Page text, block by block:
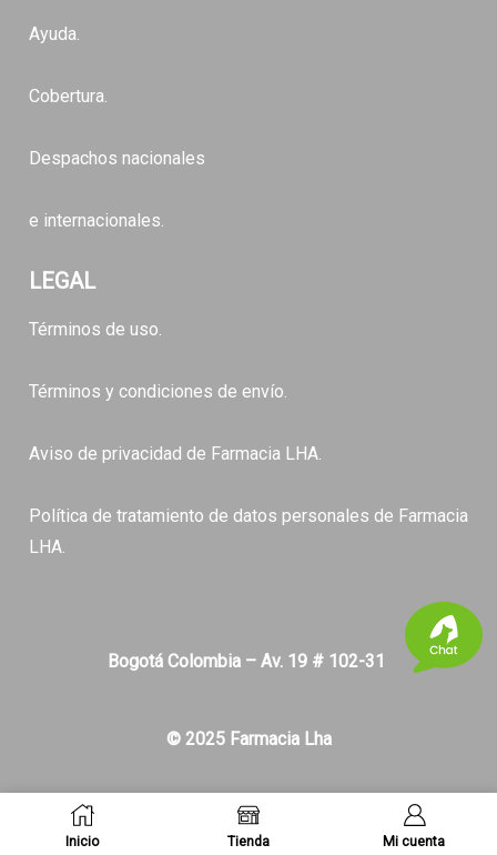
Ayuda.
Cobertura.
Despachos nacionales
e internacionales.
LEGAL
Términos de uso.
Términos y condiciones de envío.
Aviso de privacidad de Farmacia LHA.
Política de tratamiento de datos personales de Farmacia
LHA.
Bogotá Colombia – Av. 19 # 102-31
© 2025 Farmacia Lha
Inicio Tienda Mi cuenta